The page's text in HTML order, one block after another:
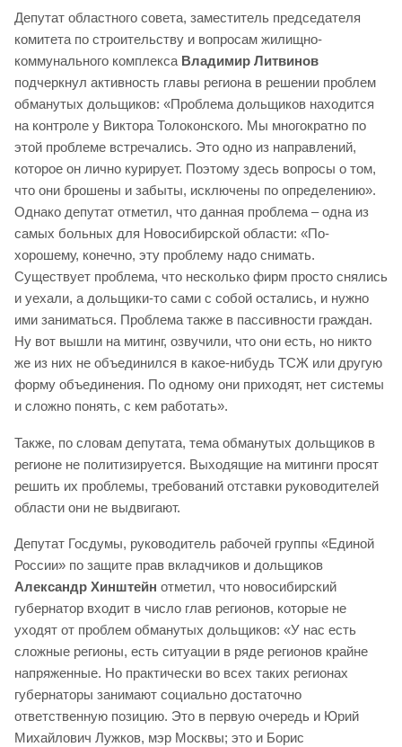
Депутат областного совета, заместитель председателя
комитета по строительству и вопросам жилищно-
коммунального комплекса Владимир Литвинов
подчеркнул активность главы региона в решении проблем
обманутых дольщиков: «Проблема дольщиков находится
на контроле у Виктора Толоконского. Мы многократно по
этой проблеме встречались. Это одно из направлений,
которое он лично курирует. Поэтому здесь вопросы о том,
что они брошены и забыты, исключены по определению».
Однако депутат отметил, что данная проблема – одна из
самых больных для Новосибирской области: «По-
хорошему, конечно, эту проблему надо снимать.
Существует проблема, что несколько фирм просто снялись
и уехали, а дольщики-то сами с собой остались, и нужно
ими заниматься. Проблема также в пассивности граждан.
Ну вот вышли на митинг, озвучили, что они есть, но никто
же из них не объединился в какое-нибудь ТСЖ или другую
форму объединения. По одному они приходят, нет системы
и сложно понять, с кем работать».
Также, по словам депутата, тема обманутых дольщиков в
регионе не политизируется. Выходящие на митинги просят
решить их проблемы, требований отставки руководителей
области они не выдвигают.
Депутат Госдумы, руководитель рабочей группы «Единой
России» по защите прав вкладчиков и дольщиков
Александр Хинштейн отметил, что новосибирский
губернатор входит в число глав регионов, которые не
уходят от проблем обманутых дольщиков: «У нас есть
сложные регионы, есть ситуации в ряде регионов крайне
напряженные. Но практически во всех таких регионах
губернаторы занимают социально достаточно
ответственную позицию. Это в первую очередь и Юрий
Михайлович Лужков, мэр Москвы; это и Борис